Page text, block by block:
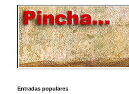
Entradas populares